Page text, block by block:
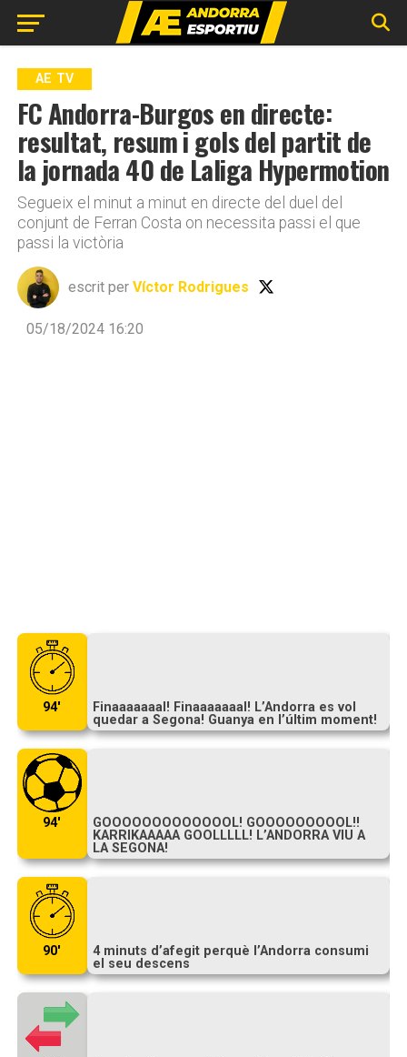
AE TV
FC Andorra-Burgos en directe:
resultat, resum i gols del partit de
la jornada 40 de Laliga Hypermotion
Segueix el minut a minut en directe del duel del
conjunt de Ferran Costa on necessita passi el que
passi la victòria
escrit per Víctor Rodrigues
05/18/2024 16:20
94′
Finaaaaaaal! Finaaaaaaal! L’Andorra es vol
quedar a Segona! Guanya en l’últim moment!
94′
GOOOOOOOOOOOOOL! GOOOOOOOOOL!!
KARRIKAAAAA GOOLLLLL! L’ANDORRA VIU A
LA SEGONA!
90′
4 minuts d’afegit perquè l’Andorra consumi
el seu descens
Go to mobile version